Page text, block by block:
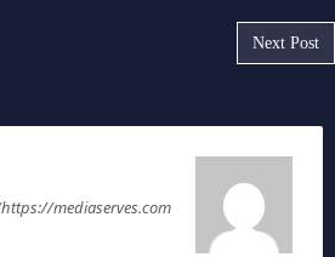
Post navigation
Next Post
https://mediaserves.com/